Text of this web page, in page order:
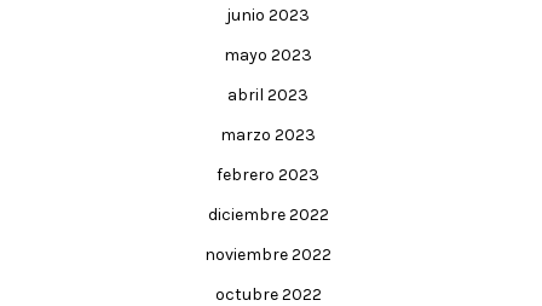
junio 2023
mayo 2023
abril 2023
marzo 2023
febrero 2023
diciembre 2022
noviembre 2022
octubre 2022